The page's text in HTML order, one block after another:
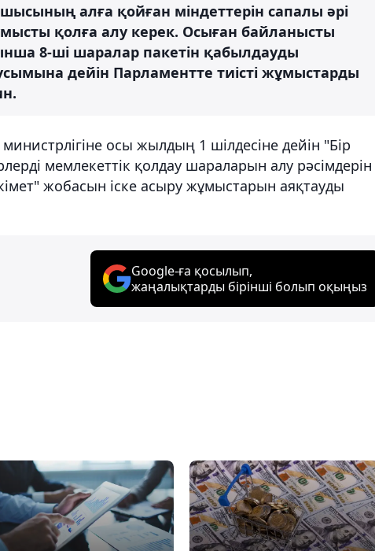
алға қойған міндеттерін сапалы әрі
қолға алу керек. Осыған байланысты
8-ші шаралар пакетін қабылдауды
дейін Парламентте тиісті жұмыстарды
осы жылдың 1 шілдесіне дейін "Бір
мемлекеттік қолдау шараларын алу рәсімдерін
жобасын іске асыру жұмыстарын аяқтауды
Google-ға қосылып,
жаңалықтарды бірінші болып оқыңыз